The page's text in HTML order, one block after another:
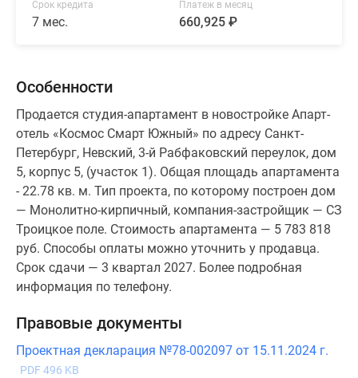
Срок кредита
7 мес.
Платеж в месяц
660,925 ₽
Особенности
Продается студия-апартамент в новостройке Апарт-
отель «Космос Смарт Южный» по адресу Санкт-
Петербург, Невский, 3-й Рабфаковский переулок, дом
5, корпус 5, (участок 1). Общая площадь апартамента
- 22.78 кв. м. Тип проекта, по которому построен дом
— Монолитно-кирпичный, компания-застройщик — СЗ
Троицкое поле. Стоимость апартамента — 5 783 818
руб. Способы оплаты можно уточнить у продавца.
Срок сдачи — 3 квартал 2027. Более подробная
информация по телефону.
Правовые документы
Проектная декларация №78-002097 от 15.11.2024 г.
PDF 496 KB